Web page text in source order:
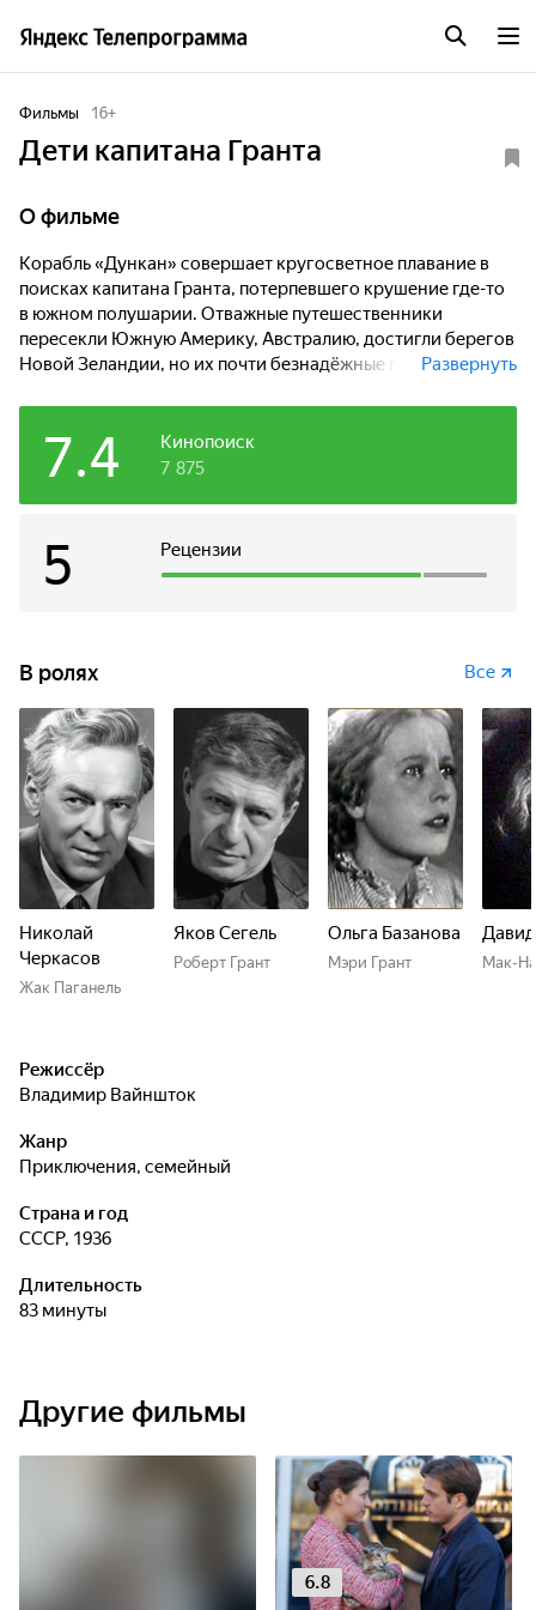
Фильмы 16+
Дети капитана Гранта
О фильме
Корабль «Дункан» совершает кругосветное плавание в
поисках капитана Гранта, потерпевшего крушение где-то
в южном полушарии. Отважные путешественники
пересекли Южную Америку, Австралию, достигли берегов
Новой Зеландии, но их почти безнадёжные поискиРазвернуть
Кинопоиск
7.4 7 875
Рецензии
5
В ролях Все
Николай
Черкасов
Жак Паганель
Яков Сегель
Роберт Грант
Ольга Базанова
Мэри Грант Мак-
Режиссёр
Владимир Вайншток
Жанр
приключения, семейный
Страна и год
СССР, 1936
Длительность
83 минуты
Другие фильмы
6.8